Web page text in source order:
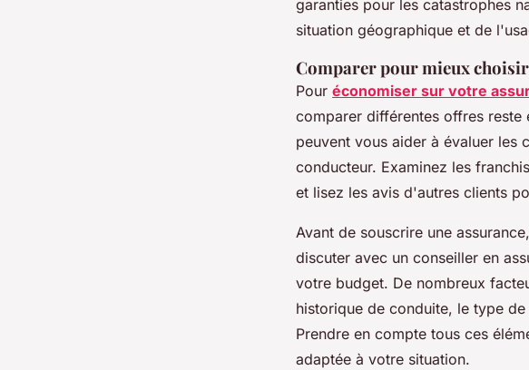
garanties pour les catastrophes
situation géographique et de
Comparer pour mieux choisir
Pour économiser sur votre
comparer différentes offres reste
peuvent vous aider à évaluer
conducteur. Examinez les
et lisez les avis d'autres clients
Avant de souscrire une
discuter avec un conseiller en
votre budget. De nombreux
historique de conduite, le type
Prendre en compte tous ces
adaptée à votre situation.